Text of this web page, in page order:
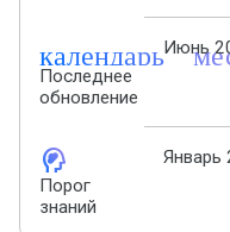
Последнее
обновление
Июнь
cognition_2
Порог
знаний
Январь